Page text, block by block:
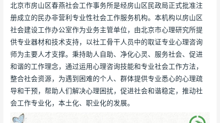
北京市房山区春燕社会工作事务所是经房山区民政局正式批准注
册成立的民办非营利专业性社会工作服务机构。本机构以房山区
社会建设工作办公室作为业务主管单位，由北京市心理研究所提
供专业器材和技术支持，以社工骨干人员中的取证专业心理咨询
师为主要人才支撑。秉持助人自助、净化心灵、服务社会、促进
和谐的工作理念，通过运用心理咨询技能和专业社会工作方法，
整合社会资源，为遇到困难的个人、群体提供专业悉心的心理疏
导和干预，帮助人们解决心理困扰，促进社会和谐稳定，推动社
会工作专业化，本土化、职业化的发展。